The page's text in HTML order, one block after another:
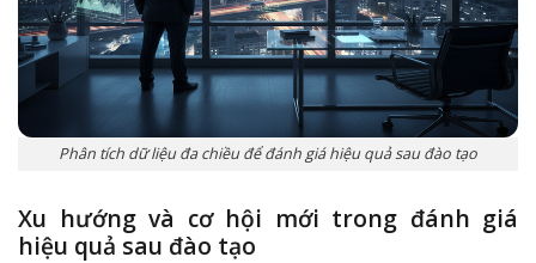
Phân tích dữ liệu đa chiều để đánh giá hiệu quả sau đào tạo
Xu hướng và cơ hội mới trong đánh giá
hiệu quả sau đào tạo